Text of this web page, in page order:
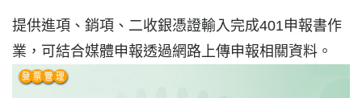
提供進項、銷項、二收銀憑證輸入完成401申報書作
業，可結合媒體申報透過網路上傳申報相關資料。